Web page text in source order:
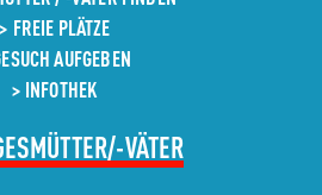
FREIE PLÄTZE
AUFGEBEN
INFOTHEK
VÄTERÜBERSPRINGEN